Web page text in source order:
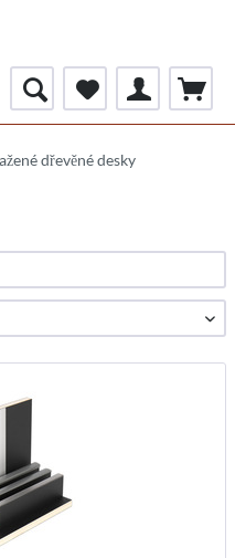
dřevěné desky